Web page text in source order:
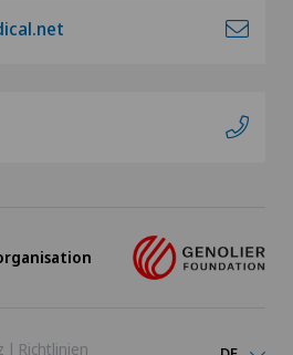
| Richtlinien